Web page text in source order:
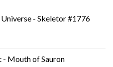
- Skeletor #1776
Mouth of Sauron